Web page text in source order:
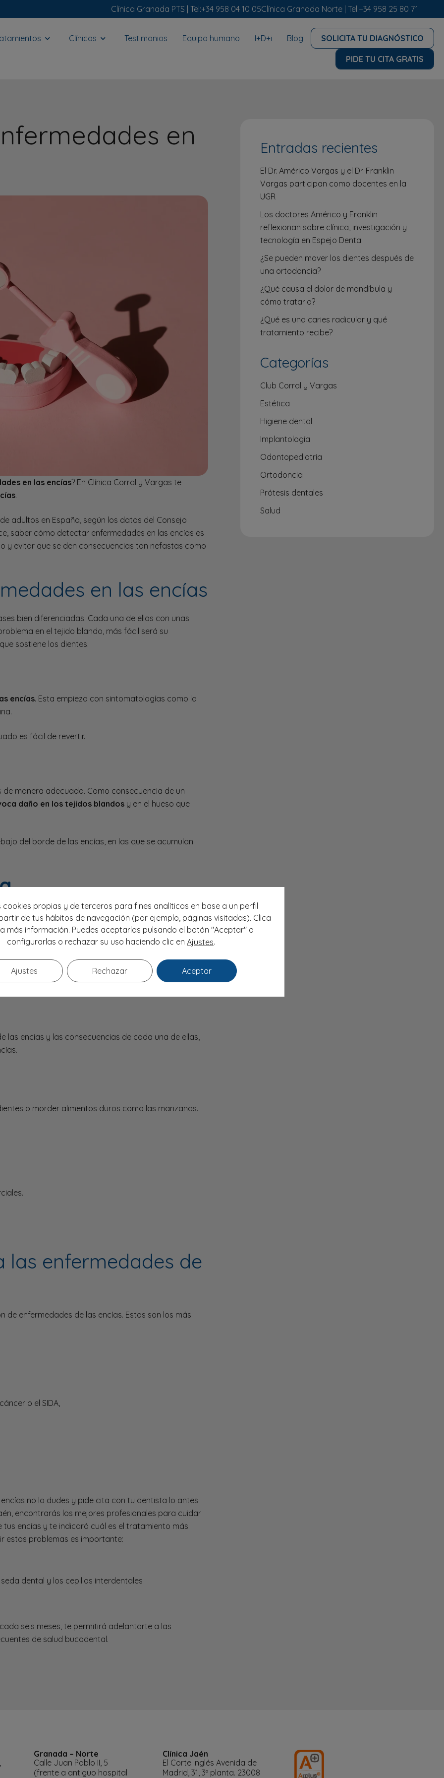
Clínica Granada PTS | Tel:+34 958 04 10 05Clínica Granada Norte | Tel:+34 958 25 80 71
Clínicas Testimonios Equipo humano I+D+i Blog SOLICITA TU DIAGNÓSTICO
PIDE TU CITA GRATIS
en
en las encías? En Clínica Corral y Vargas te
.
adultos en España, según los datos del Consejo
saber cómo detectar enfermedades en las encías es
evitar que se den consecuencias tan nefastas como
en las encías
bien diferenciadas. Cada una de ellas con unas
en el tejido blando, más fácil será su
sostiene los dientes.
encías. Esta empieza con sintomatologías como la
es fácil de revertir.
manera adecuada. Como consecuencia de un
daño en los tejidos blandos y en el hueso que
del borde de las encías, en las que se acumulan
encías. Si el paciente llega a ella, las fibras y el hueso
fatal deperder piezas dentales , o que estas se
sonrisa, como a la mordida y funcionalidad de la
en las
encías y las consecuencias de cada una de ellas,
o morder alimentos duros como las manzanas.
las enfermedades de
enfermedades de las encías. Estos son los más
o el SIDA,
no lo dudes y pide cita con tu dentista lo antes
encontrarás los mejores profesionales para cuidar
encías y te indicará cuál es el tratamiento más
estos problemas es importante:
dental y los cepillos interdentales
seis meses, te permitirá adelantarte a las
de salud bucodental.
Entradas recientes
El Dr. Américo Vargas y el Dr. Franklin
Vargas participan como docentes en la
UGR
Los doctores Américo y Franklin
reflexionan sobre clínica, investigación y
tecnología en Espejo Dental
¿Se pueden mover los dientes después de
una ortodoncia?
¿Qué causa el dolor de mandíbula y
cómo tratarlo?
¿Qué es una caries radicular y qué
tratamiento recibe?
Categorías
Club Corral y Vargas
Estética
Higiene dental
Implantología
Odontopediatría
Ortodoncia
Prótesis dentales
Salud
Granada – Norte
Calle Juan Pablo II, 5
(frente a antiguo hospital
Clínica Jaén
El Corte Inglés Avenida de
Madrid, 31, 3º planta. 23008
cookies propias y de terceros para fines analíticos en base a un perfil
de tus hábitos de navegación (por ejemplo, páginas visitadas). Clica
más información. Puedes aceptarlas pulsando el botón "Aceptar" o
configurarlas o rechazar su uso haciendo clic en Ajustes.
Aceptar
Rechazar
Ajustes